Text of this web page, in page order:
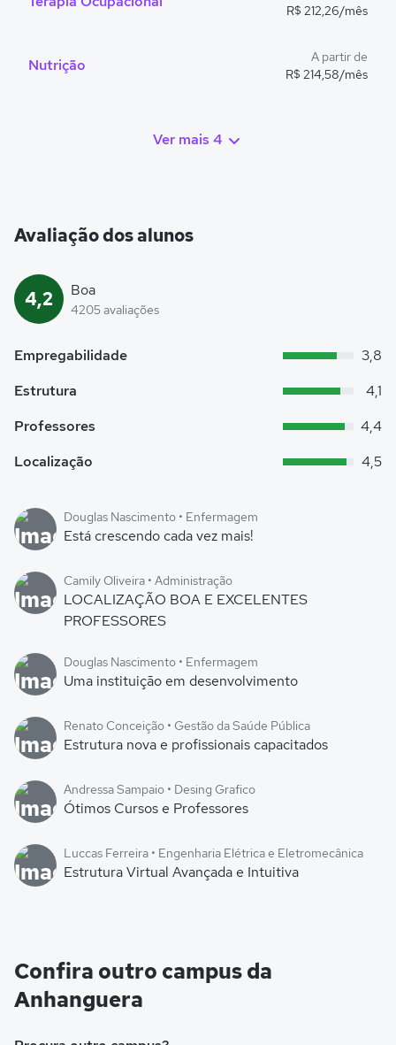
R$ 212,26/mês
Nutrição
A partir de
R$ 214,58/mês
Ver mais 4
Avaliação dos alunos
4,2 Boa
4205 avaliações
Empregabilidade
3,8
Estrutura
4,1
Professores
4,4
Localização
4,5
Douglas Nascimento • Enfermagem
Está crescendo cada vez mais!
Camily Oliveira • Administração
LOCALIZAÇÃO BOA E EXCELENTES
PROFESSORES
Douglas Nascimento • Enfermagem
Uma instituição em desenvolvimento
Renato Conceição • Gestão da Saúde Pública
Estrutura nova e profissionais capacitados
Andressa Sampaio • Desing Grafico
Ótimos Cursos e Professores
Luccas Ferreira • Engenharia Elétrica e Eletromecânica
Estrutura Virtual Avançada e Intuitiva
Confira outro campus da
Anhanguera